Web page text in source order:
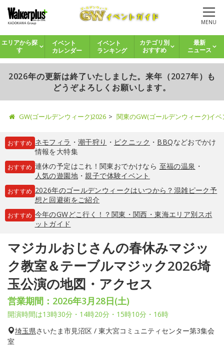
MENU
エリアから探
す
イベント
カレンダー
イベント
ランキング
カテゴリ別
おすすめ
最新
ニュース
2026年の更新は終了いたしました。来年（2027年）も
どうぞよろしくお願いします。
GW(ゴールデンウィーク)2026 関東のGW(ゴールデンウィーク)イ
おすすめ ネモフィラ ・ 潮干狩り ・ ピクニック ・ BBQなどおでかけ
情報を大特集
おすすめ 連休の予定はこれ！関東おでかけなら 至福の温泉 ・
人気の遊園地・親子で体験イベント
おすすめ 2026年のゴールデンウィークはいつから？混雑ピーク予
想と回避術をご紹介
おすすめ 今年のGWどこ行く！？関東・関西・東海エリア別スポ
ットガイド
マジカルおじさんの春休みマジッ
ク教室＆テーブルマジック2026埼
玉公演の地図・アクセス
営業期間：2026年3月28日(土)
開演時間は13時30分・14時20分・15時10分・16時
埼玉県さいたま市見沼区 / 東大宮コミュニティセンター第3集会
室